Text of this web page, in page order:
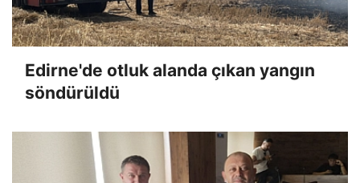
Edirne'de otluk alanda çıkan yangın
söndürüldü